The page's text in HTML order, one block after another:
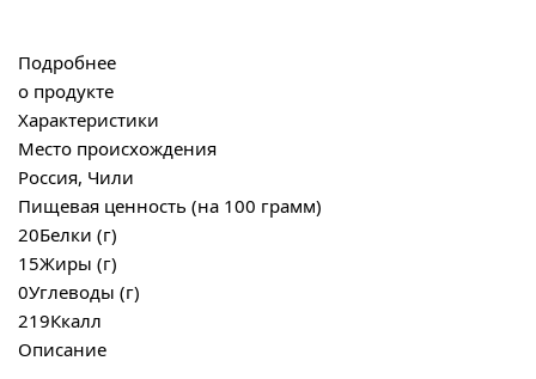
Подробнее
о продукте
Характеристики
Место происхождения
Россия, Чили
Пищевая ценность (на 100 грамм)
20Белки (г)
15Жиры (г)
0Углеводы (г)
219Ккалл
Описание